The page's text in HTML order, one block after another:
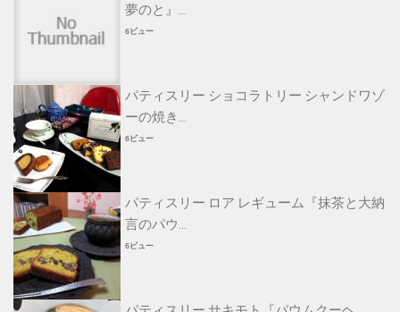
夢のと』...
6ビュー
パティスリー ショコラトリー シャンドワゾ
ーの焼き...
6ビュー
パティスリー ロア レギューム『抹茶と大納
言のパウ...
6ビュー